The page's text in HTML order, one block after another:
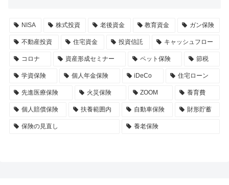
NISA 株式投資 老後資金 教育資金 ガン保険
不動産投資 住宅資金 投資信託 キャッシュフロー
コロナ 資産形成セミナー ペット保険 節税
学資保険 個人年金保険 iDeCo 住宅ローン
先進医療保険 火災保険 ZOOM 養育費
個人賠償保険 扶養範囲内 自動車保険 財形貯蓄
保険の見直し 養老保険